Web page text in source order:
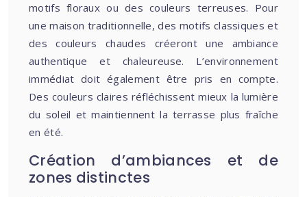
motifs floraux ou des couleurs terreuses. Pour
une maison traditionnelle, des motifs classiques et
des couleurs chaudes créeront une ambiance
authentique et chaleureuse. L’environnement
immédiat doit également être pris en compte.
Des couleurs claires réfléchissent mieux la lumière
du soleil et maintiennent la terrasse plus fraîche
en été.
Création d’ambiances et de
zones distinctes